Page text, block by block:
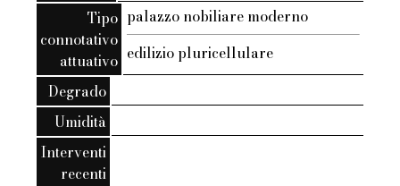
Tipo
connotativo
attuativo
palazzo nobiliare moderno
edilizio pluricellulare
Degrado
Umidità
Interventi
recenti